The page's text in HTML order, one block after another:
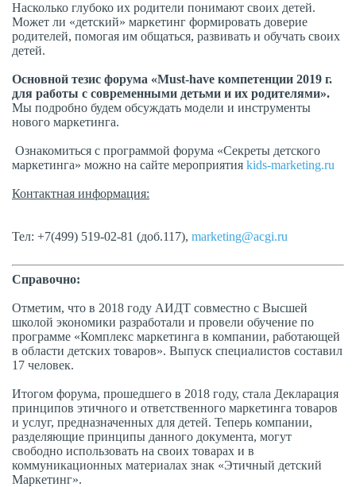
Насколько глубоко их родители понимают своих детей.
Может ли «детский» маркетинг формировать доверие
родителей, помогая им общаться, развивать и обучать своих
детей.
Основной тезис форума «Must-have компетенции 2019 г.
для работы с современными детьми и их родителями».
Мы подробно будем обсуждать модели и инструменты
нового маркетинга.
Ознакомиться с программой форума «Секреты детского
маркетинга» можно на сайте мероприятия kids-marketing.ru
Контактная информация:
Тел: +7(499) 519-02-81 (доб.117), marketing@acgi.ru
Справочно:
Отметим, что в 2018 году АИДТ совместно с Высшей
школой экономики разработали и провели обучение по
программе «Комплекс маркетинга в компании, работающей
в области детских товаров». Выпуск специалистов составил
17 человек.
Итогом форума, прошедшего в 2018 году, стала Декларация
принципов этичного и ответственного маркетинга товаров
и услуг, предназначенных для детей. Теперь компании,
разделяющие принципы данного документа, могут
свободно использовать на своих товарах и в
коммуникационных материалах знак «Этичный детский
Маркетинг».